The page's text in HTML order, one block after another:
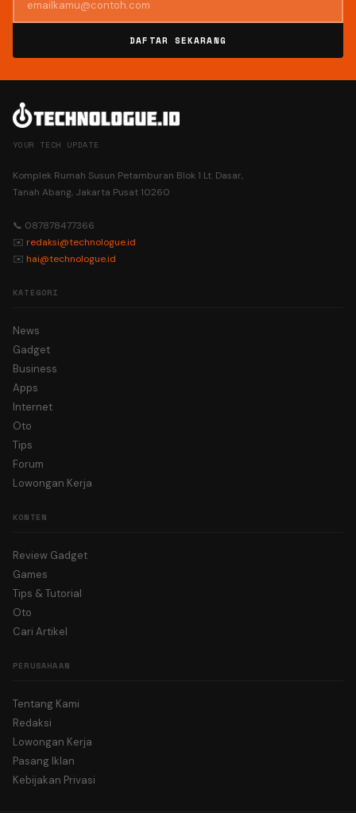
DAFTAR SEKARANG
YOUR TECH UPDATE
Komplek Rumah Susun Petamburan Blok 1 Lt. Dasar,
Tanah Abang, Jakarta Pusat 10260
📞 087878477366
✉️ redaksi@technologue.id
✉️ hai@technologue.id
KATEGORI
News
Gadget
Business
Apps
Internet
Oto
Tips
Forum
Lowongan Kerja
KONTEN
Review Gadget
Games
Tips & Tutorial
Oto
Cari Artikel
PERUSAHAAN
Tentang Kami
Redaksi
Lowongan Kerja
Pasang Iklan
Kebijakan Privasi